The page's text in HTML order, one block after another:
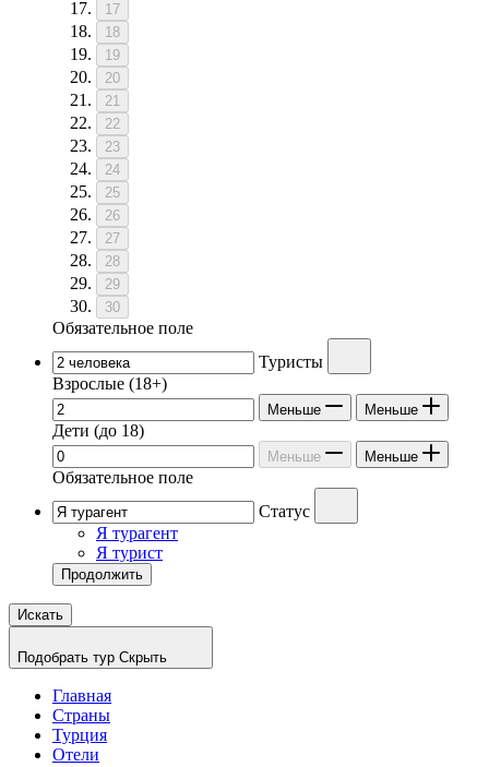
17
18
19
20
21
22
23
24
25
26
27
28
29
30
Обязательное поле
Туристы
Взрослые (18+)
Меньше Меньше
Дети (до 18)
Меньше Меньше
Обязательное поле
Статус
Я турагент
Я турист
Продолжить
Искать
Подобрать тур Скрыть
Главная
Страны
Турция
Отели